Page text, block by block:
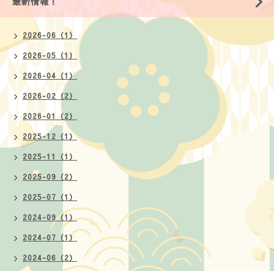
2026-06（1）
2026-05（1）
2026-04（1）
2026-02（2）
2026-01（2）
2025-12（1）
2025-11（1）
2025-09（2）
2025-07（1）
2024-09（1）
2024-07（1）
2024-06（2）